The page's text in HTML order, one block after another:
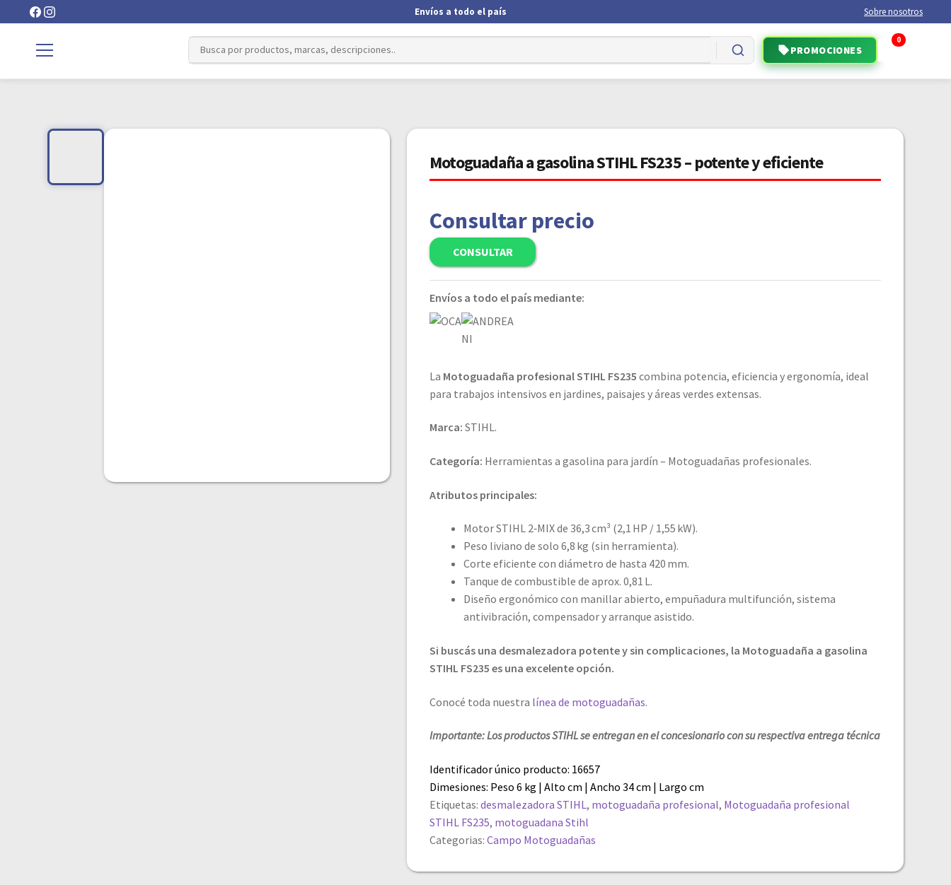
Envíos a todo el país Sobre nosotros
PROMOCIONES
0
Motoguadaña a gasolina STIHL FS235 – potente y eficiente
Consultar precio
CONSULTAR
Envíos a todo el país mediante:
La Motoguadaña profesional STIHL FS235 combina potencia, eficiencia y ergonomía, ideal
para trabajos intensivos en jardines, paisajes y áreas verdes extensas.
Marca: STIHL.
Categoría: Herramientas a gasolina para jardín – Motoguadañas profesionales.
Atributos principales:
Motor STIHL 2‑MIX de 36,3 cm³ (2,1 HP / 1,55 kW).
Peso liviano de solo 6,8 kg (sin herramienta).
Corte eficiente con diámetro de hasta 420 mm.
Tanque de combustible de aprox. 0,81 L.
Diseño ergonómico con manillar abierto, empuñadura multifunción, sistema
antivibración, compensador y arranque asistido.
Si buscás una desmalezadora potente y sin complicaciones, la Motoguadaña a gasolina
STIHL FS235 es una excelente opción.
Conocé toda nuestra línea de motoguadañas.
Importante: Los productos STIHL se entregan en el concesionario con su respectiva entrega técnica
Identificador único producto: 16657
Dimesiones: Peso 6 kg | Alto cm | Ancho 34 cm | Largo cm
Etiquetas:desmalezadora STIHL, motoguadaña profesional, Motoguadaña profesional
STIHL FS235, motoguadana Stihl
Categorias:Campo Motoguadañas